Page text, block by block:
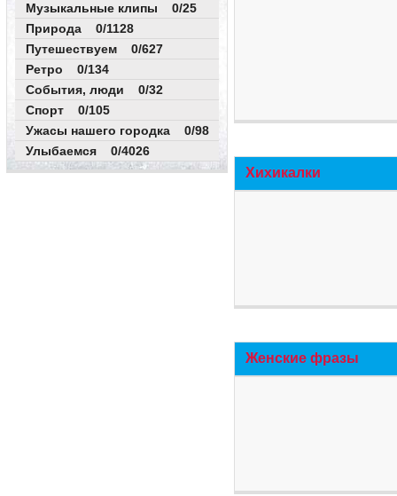
Музыкальные клипы 0/25
Природа 0/1128
Путешествуем 0/627
Ретро 0/134
События, люди 0/32
Спорт 0/105
Ужасы нашего городка 0/98
Улыбаемся 0/4026
Хихикалки
Женские фразы